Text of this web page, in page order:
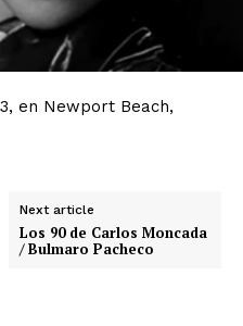
en Newport Beach,
Next article
Los 90 de Carlos Moncada
/ Bulmaro Pacheco